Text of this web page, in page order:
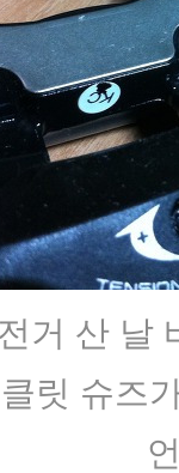
거 산 날
클릿 슈즈